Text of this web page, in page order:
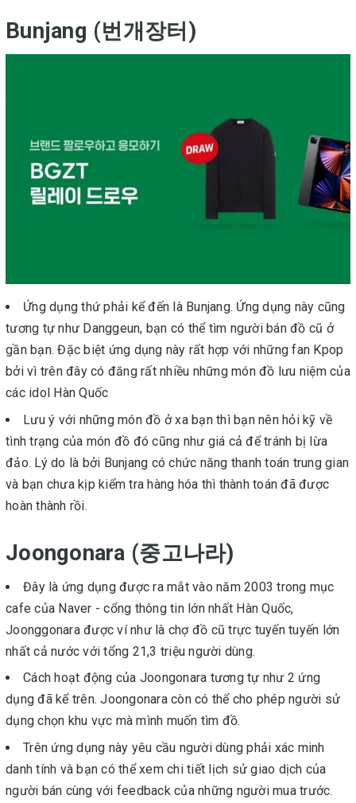
Bunjang (번개장터)
Ứng dụng thứ phải kể đến là Bunjang. Ứng dụng này cũng
tương tự như Danggeun, bạn có thể tìm người bán đồ cũ ở
gần bạn. Đặc biệt ứng dụng này rất hợp với những fan Kpop
bởi vì trên đây có đăng rất nhiều những món đồ lưu niệm của
các idol Hàn Quốc
Lưu ý với những món đồ ở xa bạn thì bạn nên hỏi kỹ về
tình trạng của món đồ đó cũng như giá cả để tránh bị lừa
đảo. Lý do là bởi Bunjang có chức năng thanh toán trung gian
và bạn chưa kịp kiểm tra hàng hóa thì thành toán đã được
hoàn thành rồi.
Joongonara (중고나라)
Đây là ứng dụng được ra mắt vào năm 2003 trong mục
cafe của Naver - cổng thông tin lớn nhất Hàn Quốc,
Joonggonara được ví như là chợ đồ cũ trực tuyến tuyến lớn
nhất cả nước với tổng 21,3 triệu người dùng.
Cách hoạt động của Joongonara tương tự như 2 ứng
dụng đã kể trên. Joongonara còn có thể cho phép người sử
dụng chọn khu vực mà mình muốn tìm đồ.
Trên ứng dụng này yêu cầu người dùng phải xác minh
danh tính và bạn có thể xem chi tiết lịch sử giao dịch của
người bán cùng với feedback của những người mua trước.